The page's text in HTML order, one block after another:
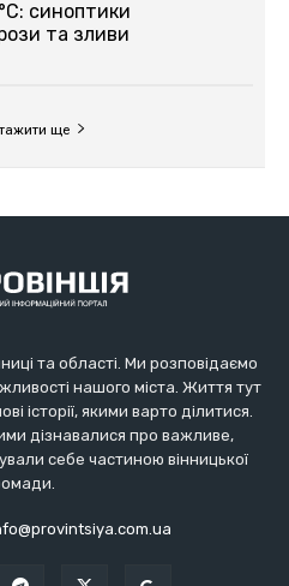
та області. Ми розповідаємо
нашого міста. Життя тут
історії, якими варто ділитися.
дізнавалися про важливе,
себе частиною вінницької